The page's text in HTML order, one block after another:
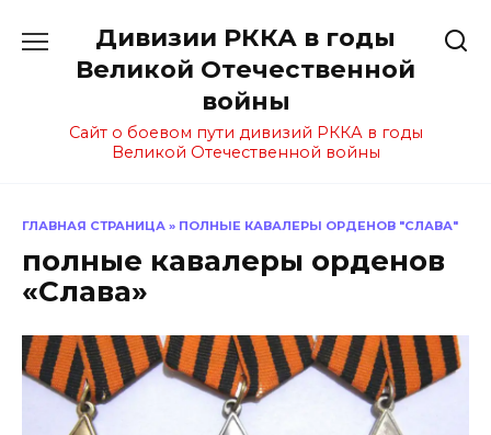
содержанию
Дивизии РККА в годы
Великой Отечественной
войны
Сайт о боевом пути дивизий РККА в годы
Великой Отечественной войны
ГЛАВНАЯ СТРАНИЦА » ПОЛНЫЕ КАВАЛЕРЫ ОРДЕНОВ "СЛАВА"
полные кавалеры орденов
«Слава»